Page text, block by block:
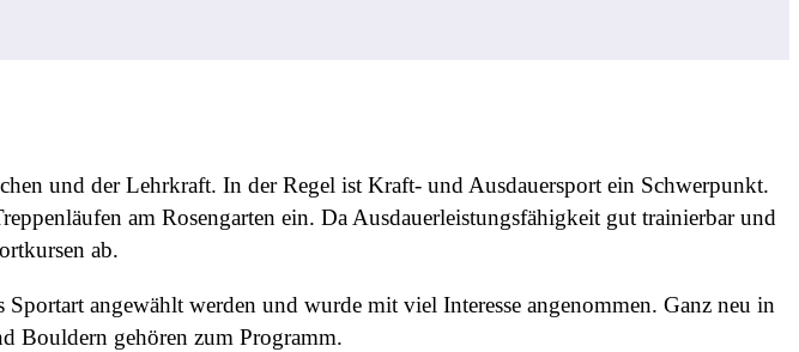
und der Lehrkraft. In der Regel ist Kraft- und Ausdauersport ein Schwerpunkt.
am Rosengarten ein. Da Ausdauerleistungsfähigkeit gut trainierbar und
ab.
angewählt werden und wurde mit viel Interesse angenommen. Ganz neu in
Bouldern gehören zum Programm.